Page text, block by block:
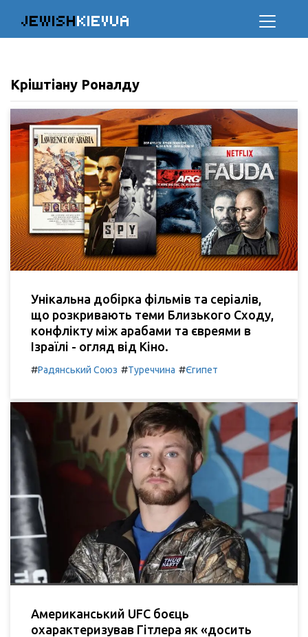
JEWISHKIEVUA
Кріштіану Роналду
Унікальна добірка фільмів та серіалів,
що розкривають теми Близького Сходу,
конфлікту між арабами та євреями в
Ізраїлі - огляд від Кіно.
#Радянський Союз #Туреччина #Єгипет
Американський UFC боєць
охарактеризував Гітлера як «досить